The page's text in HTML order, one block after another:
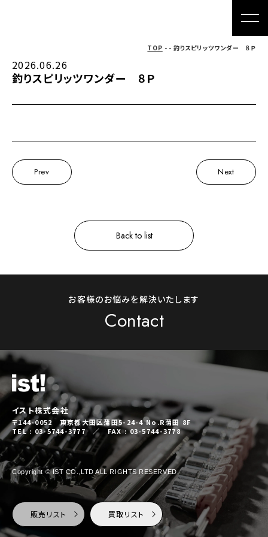
TOP - - 釣りスピリッツワンダー ８Ｐ
2026.06.26
釣りスピリッツワンダー ８Ｐ
Prev Next
Back to list
お客様のお悩みを解決いたします
Contact
イスト株式会社
〒144-0052 東京都大田区蒲田5-24-4 No.R蒲田 8F
TEL : 03-5744-3777 ／ FAX : 03-5744-3778
Copyright © IST CO.,LTD ALL RIGHTS RESERVED.
販売リスト 買取リスト